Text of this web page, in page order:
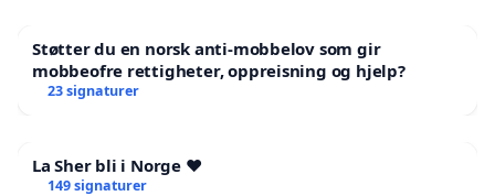
Støtter du en norsk anti-mobbelov som gir
mobbeofre rettigheter, oppreisning og hjelp?
23 signaturer
La Sher bli i Norge ❤️
149 signaturer